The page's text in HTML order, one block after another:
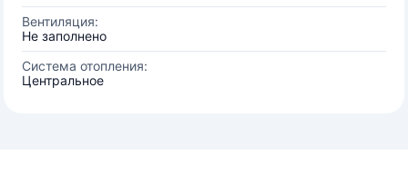
Вентиляция:
Не заполнено
Система отопления:
Центральное